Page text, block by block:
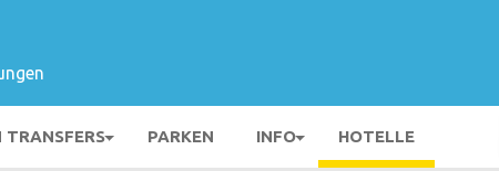
TRANSFERS PARKEN INFO HOTELLE